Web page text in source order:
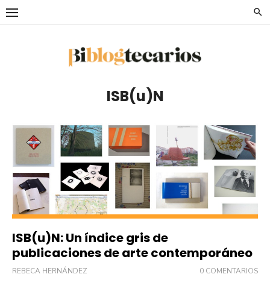
Saltar
ISB(u)N
ISB(u)N: Un índice gris de
publicaciones de arte contemporáneo
REBECA HERNÁNDEZ 0 COMENTARIOS